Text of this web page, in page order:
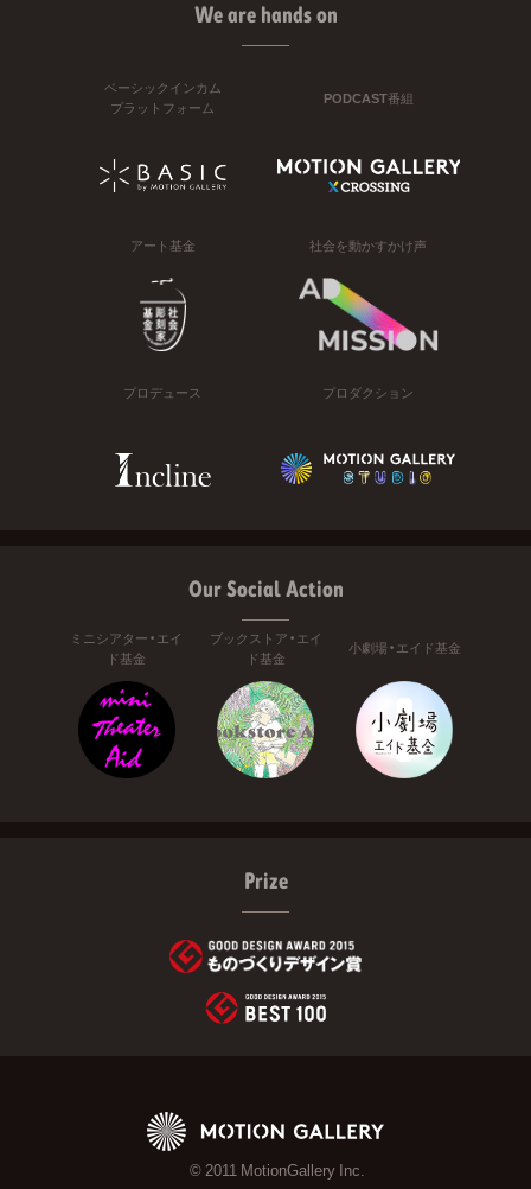
We are hands on
ベーシックインカム
プラットフォーム
PODCAST番組
アート基金 社会を動かすかけ声
プロデュース プロダクション
Our Social Action
ミニシアター・エイ
ド基金
ブックストア・エイ
ド基金
小劇場・エイド基金
Prize
© 2011 MotionGallery Inc.